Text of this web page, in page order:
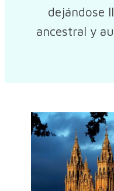
dejándose
ancestral y